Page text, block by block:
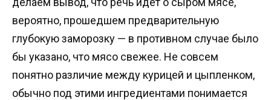
вероятно, прошедшем предварительную
глубокую заморозку — в противном случае было
бы указано, что мясо свежее. Не совсем
понятно различие между курицей и цыпленком,
обычно под этими ингредиентами понимается